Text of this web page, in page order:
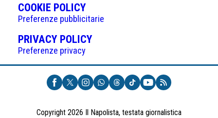
COOKIE POLICY(APRE
IN
UNA
NUOVA
Preferenze pubblicitarie
PRIVACY POLICY(APRE
UNA
NUOVA
SCHEDA)
Preferenze privacy
Copyright 2026 Il Napolista, testata giornalistica